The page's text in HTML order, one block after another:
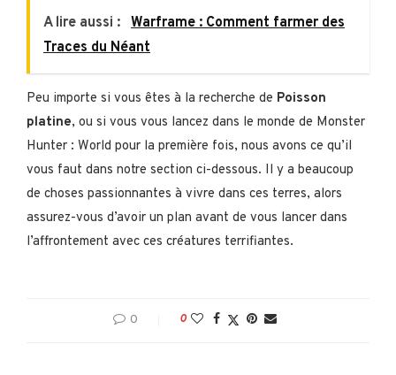
A lire aussi : Warframe : Comment farmer des
Traces du Néant
Peu importe si vous êtes à la recherche de Poisson
platine, ou si vous vous lancez dans le monde de Monster
Hunter : World pour la première fois, nous avons ce qu’il
vous faut dans notre section ci-dessous. Il y a beaucoup
de choses passionnantes à vivre dans ces terres, alors
assurez-vous d’avoir un plan avant de vous lancer dans
l’affrontement avec ces créatures terrifiantes.
0 0